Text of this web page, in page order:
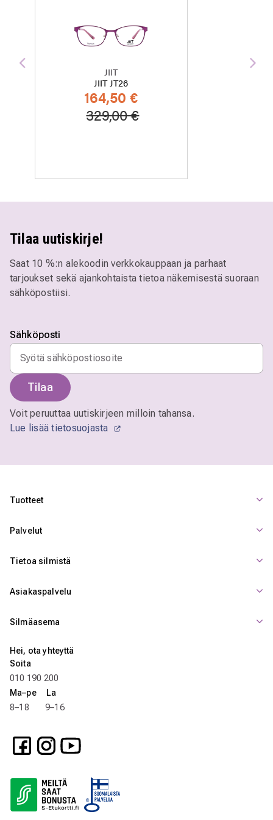
JIIT
JIIT JT26
164,50 €
Hinta alennettu
329,00 €Alennettu hinta
Edellinen
Tilaa uutiskirje!
Saat 10 %:n alekoodin verkkokauppaan ja parhaat
tarjoukset sekä ajankohtaista tietoa näkemisestä suoraan
sähköpostiisi.
Sähköposti
Tilaa
Voit peruuttaa uutiskirjeen milloin tahansa.
Lue lisää tietosuojasta
Tuotteet
Palvelut
Tietoa silmistä
Asiakaspalvelu
Silmäasema
Hei, ota yhteyttä
Soita
010 190 200
Ma–pe La
8–18 9–16